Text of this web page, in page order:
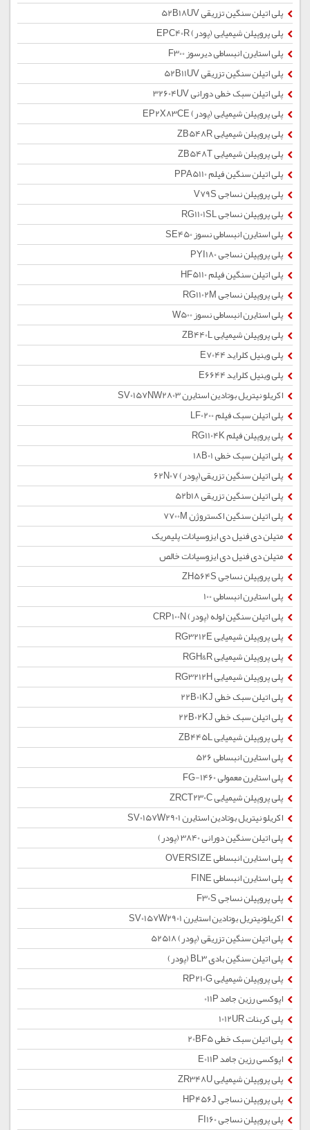
پلی اتیلن سنگین تزریقی 52B18UV
پلی پروپیلن شیمیایی (پودر) EPC40R
پلی استایرن انبساطی دیرسوز F300
پلی اتیلن سنگین تزریقی 52B11UV
پلی اتیلن سبک خطی دورانی 32604UV
پلی پروپیلن شیمیایی (پودر) EP2X83CE
پلی پروپیلن شیمیایی ZB548R
پلی پروپیلن شیمیایی ZB548T
پلی اتیلن سنگین فیلم PPA5110
پلی پروپیلن نساجی V79S
پلی پروپیلن نساجی RG1101SL
پلی استایرن انبساطی نسوز SE450
پلی پروپیلن نساجی PYI180
پلی اتیلن سنگین فیلم HF5110
پلی پروپیلن نساجی RG1102M
پلی استایرن انبساطی نسوز W500
پلی پروپیلن شیمیایی ZB440L
پلی وینیل کلراید E7044
پلی وینیل کلراید E6644
اکریلو نیتریل بوتادین استایرن SV0157NW2803
پلی اتیلن سبک فیلم LF0200
پلی پروپیلن فیلم RG1104K
پلی اتیلن سبک خطی 18B01
پلی اتیلن سنگین تزریقی(پودر) 62N07
پلی اتیلن سنگین تزریقی 52b18
پلی اتیلن سنگین اکستروژن 7700M
متیلن دی فنیل دی ایزوسیانات پلیمریک
متیلن دی فنیل دی ایزوسیانات خالص
پلی پروپیلن نساجی ZH564S
پلی استایرن انبساطی 100
پلی اتیلن سنگین لوله (پودر) CRP100N
پلی پروپیلن شیمیایی RG3212E
پلی پروپیلن شیمیایی RGH&R
پلی پروپیلن شیمیایی RG3212H
پلی اتیلن سبک خطی 22B01KJ
پلی اتیلن سبک خطی 22B02KJ
پلی پروپیلن شیمیایی ZB445L
پلی استایرن انبساطی 526
پلی استایرن معمولی 1460-FG
پلی پروپیلن شیمیایی ZRCT230C
اکریلو نیتریل بوتادین استایرن SV0157W2901
پلی اتیلن سنگین دورانی 3840 (پودر)
پلی استایرن انبساطی OVERSIZE
پلی استایرن انبساطی FINE
پلی پروپیلن نساجی F30S
اکریلونیتریل بوتادین استایرن SV0157W2901
پلی اتیلن سنگین تزریقی (پودر) 52518
پلی اتیلن سنگین بادی BL3 (پودر)
پلی پروپیلن شیمیایی RP210G
اپوکسی رزین جامد 011P
پلی کربنات 1012UR
پلی اتیلن سبک خطی 20BF5
اپوکسی رزین جامد E011P
پلی پروپیلن شیمیایی ZR348U
پلی پروپیلن نساجی HP456J
پلی پروپیلن نساجی FI160